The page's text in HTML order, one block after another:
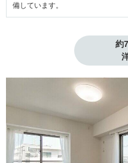
備しています。
約